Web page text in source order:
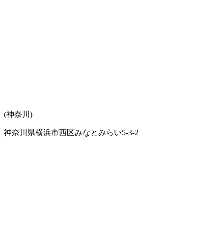
(神奈川)
神奈川県横浜市西区みなとみらい5-3-2